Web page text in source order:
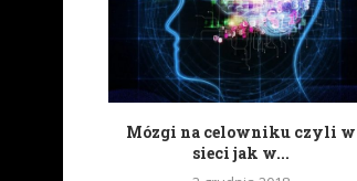
Mózgi na celowniku czyli w
sieci jak w...